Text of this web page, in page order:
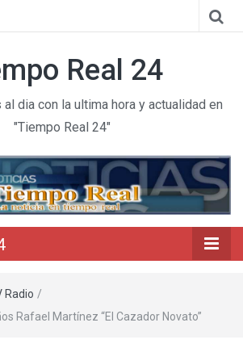
Real 24
dia con la ultima hora y actualidad en
"Tiempo Real 24"
Radio /
Rafael Martínez “El Cazador Novato”